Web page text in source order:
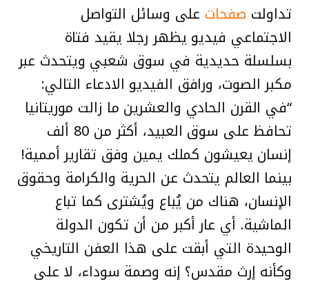
تداولت صفحات على وسائل التواصل
الاجتماعي فيديو يظهر رجلا يقيد فتاة
بسلسلة حديدية في سوق شعبي ويتحدث عبر
مكبر الصوت، ورافق الفيديو الادعاء التالي:
“في القرن الحادي والعشرين ما زالت موريتانيا
تحافظ على سوق العبيد، أكثر من 80 ألف
إنسان يعيشون كملك يمين وفق تقارير أممية!
بينما العالم يتحدث عن الحرية والكرامة وحقوق
الإنسان، هناك من يُباع ويُشترى كما تباع
الماشية. أي عار أكبر من أن تكون الدولة
الوحيدة التي أبقت على هذا العفن التاريخي
وكأنه إرث مقدس؟ إنه وصمة سوداء، لا على